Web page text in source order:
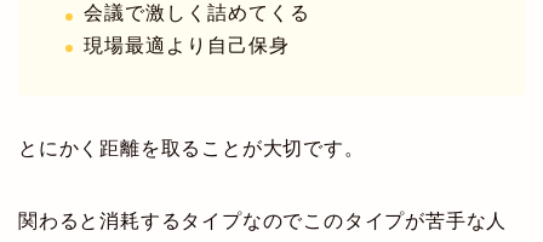
会議で激しく詰めてくる
現場最適より自己保身
とにかく距離を取ることが大切です。
関わると消耗するタイプなのでこのタイプが苦手な人